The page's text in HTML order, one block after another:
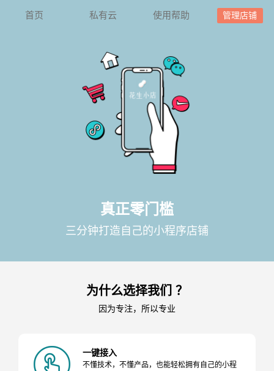
首页 私有云 使用帮助 管理店铺
真正零门槛
三分钟打造自己的小程序店铺
为什么选择我们 ？
因为专注，所以专业
一键接入
不懂技术，不懂产品，也能轻松拥有自己的小程